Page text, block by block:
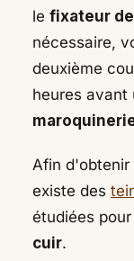
le fixateur
nécessaire,
deuxième
heures avant
Afin d'obtenir
existe des
étudiées pour
cuir.